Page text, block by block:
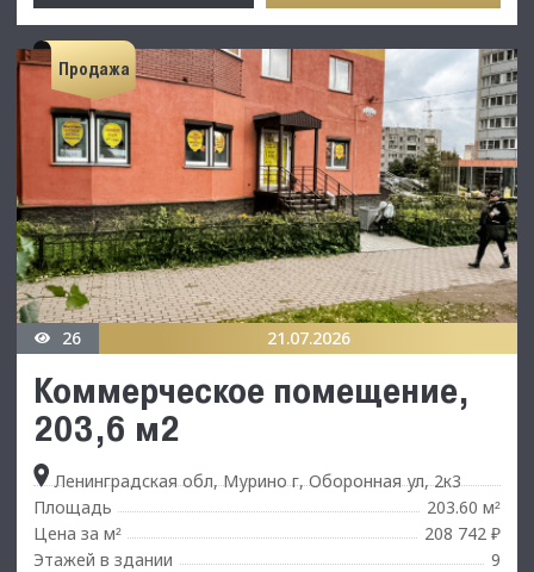
Продажа
26 21.07.2026
Коммерческое помещение,
203,6 м2
Ленинградская обл, Мурино г, Оборонная ул, 2к3
Площадь
203.60 м²
Цена за м²
208 742 ₽
Этажей в здании
9